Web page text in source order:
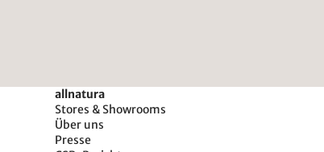
allnatura
Stores & Showrooms
Über uns
Presse